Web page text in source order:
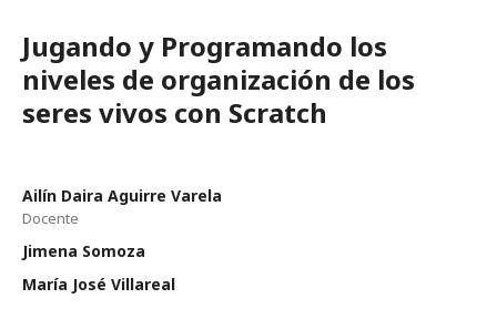
Jugando y Programando los
niveles de organización de los
seres vivos con Scratch
Ailín Daira Aguirre Varela
Docente
Jimena Somoza
María José Villareal